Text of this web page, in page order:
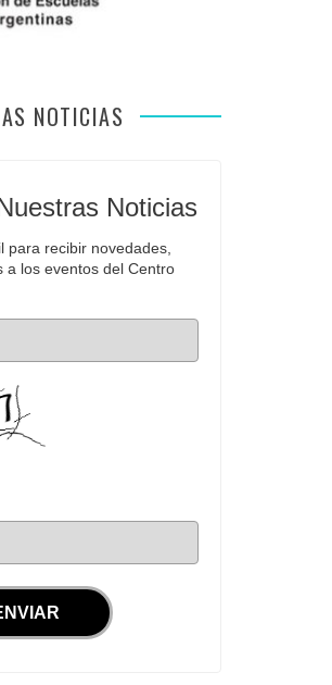
NOTICIAS
Noticias
para recibir novedades,
a los eventos del Centro